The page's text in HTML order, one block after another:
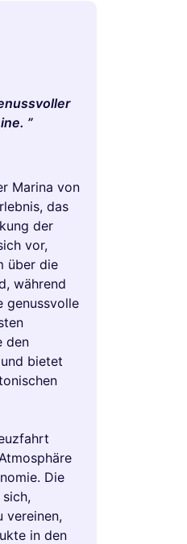
Marina von
das
der
vor,
über die
während
genussvolle
den
bietet
Die
vereinen,
in den